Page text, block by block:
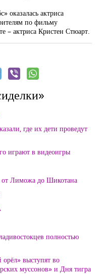
оказалась актриса
по фильму
– актриса Кристен Стюарт.
где их дети проведут
играют в видеоигры
от Лиможа до Шикотана
полностью
выступят во
муссонов» и Дня тигра